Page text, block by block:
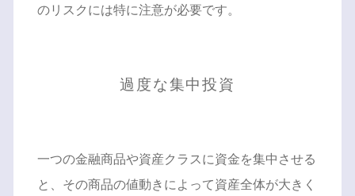
のリスクには特に注意が必要です。
過度な集中投資
一つの金融商品や資産クラスに資金を集中させる
と、その商品の値動きによって資産全体が大きく